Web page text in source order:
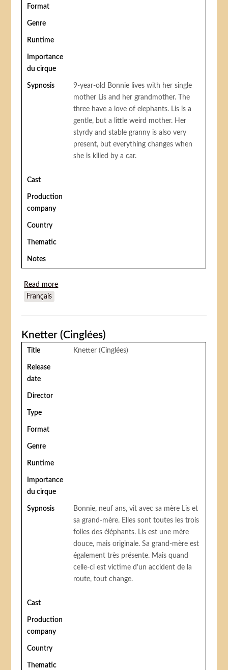
Format
Genre
Runtime
Importance
du cirque
Sypnosis
9-year-old Bonnie lives with her single
mother Lis and her grandmother. The
three have a love of elephants. Lis is a
gentle, but a little weird mother. Her
styrdy and stable granny is also very
present, but everything changes when
she is killed by a car.
Cast
Production
company
Country
Thematic
Notes
Read more
Français
Knetter (Cinglées)
Title Knetter (Cinglées)
Release
date
Director
Type
Format
Genre
Runtime
Importance
du cirque
Sypnosis
Bonnie, neuf ans, vit avec sa mère Lis et
sa grand-mère. Elles sont toutes les trois
folles des éléphants. Lis est une mère
douce, mais originale. Sa grand-mère est
également très présente. Mais quand
celle-ci est victime d'un accident de la
route, tout change.
Cast
Production
company
Country
Thematic